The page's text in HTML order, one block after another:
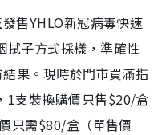
售YHLO新冠病毒快速
拭子方式採樣，準確性
果。現時於門市買滿指
1支裝換購價只售$20/盒
只需$80/盒（單售價